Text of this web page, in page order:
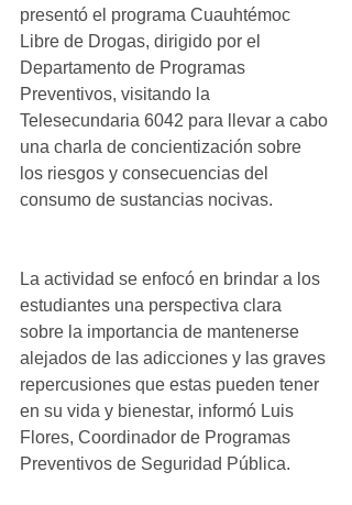
presentó el programa Cuauhtémoc
Libre de Drogas, dirigido por el
Departamento de Programas
Preventivos, visitando la
Telesecundaria 6042 para llevar a cabo
una charla de concientización sobre
los riesgos y consecuencias del
consumo de sustancias nocivas.
La actividad se enfocó en brindar a los
estudiantes una perspectiva clara
sobre la importancia de mantenerse
alejados de las adicciones y las graves
repercusiones que estas pueden tener
en su vida y bienestar, informó Luis
Flores, Coordinador de Programas
Preventivos de Seguridad Pública.